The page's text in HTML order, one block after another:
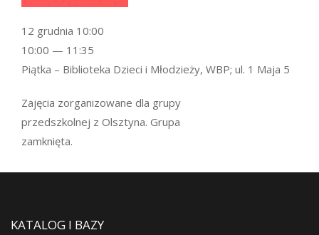
Zajęcia zorganizowane dla grupy
przedszkolnej z Olsztyna. Grupa
zamknięta.
12 grudnia 10:00
10:00 — 11:35
Piątka – Biblioteka Dzieci i Młodzieży, WBP; ul. 1 Maja 5
KATALOG I BAZY